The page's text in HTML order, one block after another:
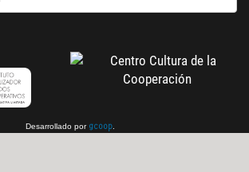
Desarrollado por gcoop